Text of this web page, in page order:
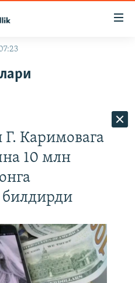
Каримовага
10 млн
билдирди